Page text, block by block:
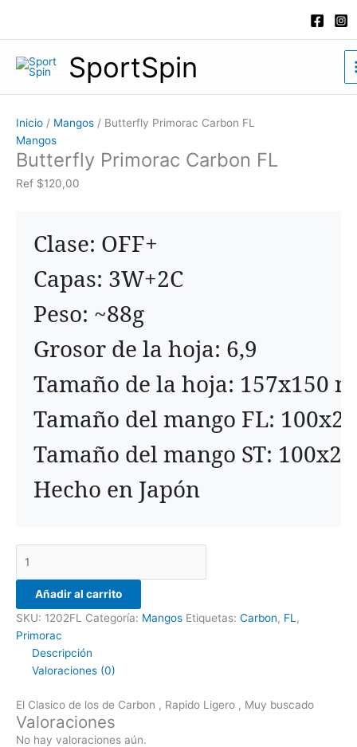
contenido
SportSpin
Inicio / Mangos / Butterfly Primorac Carbon FL
Mangos
Butterfly Primorac Carbon FL
Ref $120,00
Capas: 3W+2C
Peso: ~88g
Hecho en Japón
Carbon
FL
cantidad
Añadir al carrito
SKU: 1202FL Categoría: Mangos Etiquetas: Carbon, FL,
Primorac
Descripción
Valoraciones (0)
El Clasico de los de Carbon , Rapido Ligero , Muy buscado
Valoraciones
No hay valoraciones aún.